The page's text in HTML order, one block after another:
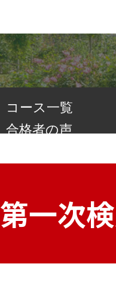
コース一覧
合格者の声
第一次